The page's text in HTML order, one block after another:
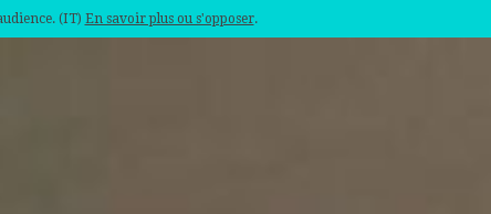
(IT) En savoir plus ou s'opposer.